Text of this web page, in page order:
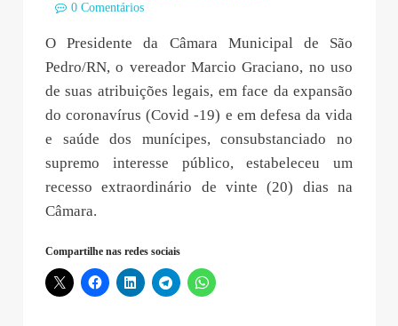
0 Comentários
O Presidente da Câmara Municipal de São
Pedro/RN, o vereador Marcio Graciano, no uso
de suas atribuições legais, em face da expansão
do coronavírus (Covid -19) e em defesa da vida
e saúde dos munícipes, consubstanciado no
supremo interesse público, estabeleceu um
recesso extraordinário de vinte (20) dias na
Câmara.
Compartilhe nas redes sociais